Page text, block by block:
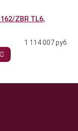
ZBR TL6,
1 114 007руб.